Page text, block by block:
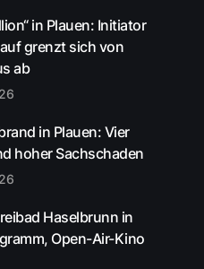
in Plauen: Initiator
grenzt sich von
ab
in Plauen: Vier
hoher Sachschaden
Haselbrunn in
Open-Air-Kino